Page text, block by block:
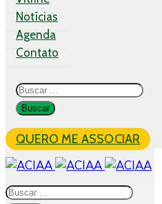
Notícias
Agenda
Contato
QUERO ME ASSOCIAR